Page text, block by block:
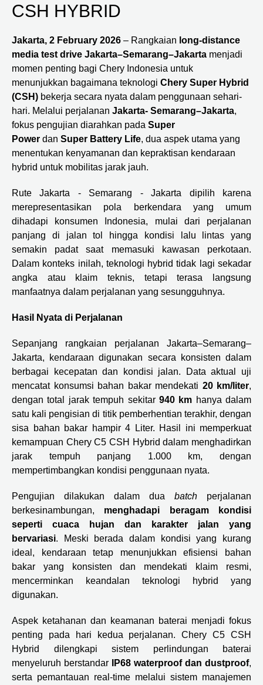
CSH HYBRID
Jakarta, 2 February 2026 – Rangkaian long-distance
media test drive Jakarta–Semarang–Jakarta menjadi
momen penting bagi Chery Indonesia untuk
menunjukkan bagaimana teknologi Chery Super Hybrid
(CSH) bekerja secara nyata dalam penggunaan sehari-
hari. Melalui perjalanan Jakarta- Semarang–Jakarta,
fokus pengujian diarahkan pada Super
Power dan Super Battery Life, dua aspek utama yang
menentukan kenyamanan dan kepraktisan kendaraan
hybrid untuk mobilitas jarak jauh.
Rute Jakarta - Semarang - Jakarta dipilih karena
merepresentasikan pola berkendara yang umum
dihadapi konsumen Indonesia, mulai dari perjalanan
panjang di jalan tol hingga kondisi lalu lintas yang
semakin padat saat memasuki kawasan perkotaan.
Dalam konteks inilah, teknologi hybrid tidak lagi sekadar
angka atau klaim teknis, tetapi terasa langsung
manfaatnya dalam perjalanan yang sesungguhnya.
Hasil Nyata di Perjalanan
Sepanjang rangkaian perjalanan Jakarta–Semarang–
Jakarta, kendaraan digunakan secara konsisten dalam
berbagai kecepatan dan kondisi jalan. Data aktual uji
mencatat konsumsi bahan bakar mendekati 20 km/liter,
dengan total jarak tempuh sekitar 940 km hanya dalam
satu kali pengisian di titik pemberhentian terakhir, dengan
sisa bahan bakar hampir 4 Liter. Hasil ini memperkuat
kemampuan Chery C5 CSH Hybrid dalam menghadirkan
jarak tempuh panjang 1.000 km, dengan
mempertimbangkan kondisi penggunaan nyata.
Pengujian dilakukan dalam dua batch perjalanan
berkesinambungan, menghadapi beragam kondisi
seperti cuaca hujan dan karakter jalan yang
bervariasi. Meski berada dalam kondisi yang kurang
ideal, kendaraan tetap menunjukkan efisiensi bahan
bakar yang konsisten dan mendekati klaim resmi,
mencerminkan keandalan teknologi hybrid yang
digunakan.
Aspek ketahanan dan keamanan baterai menjadi fokus
penting pada hari kedua perjalanan. Chery C5 CSH
Hybrid dilengkapi sistem perlindungan baterai
menyeluruh berstandar
IP68 waterproof dan dustproof,
serta pemantauan real-time melalui sistem manajemen